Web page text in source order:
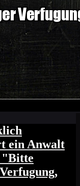
ein Anwalt
"Bitte